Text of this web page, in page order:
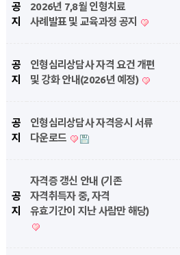
공
지
2026년 7,8월 인형치료
사례발표 및 교육과정 공지
공
지
인형심리상담사 자격 요건 개편
및 강화 안내(2026년 예정)
공
지
인형심리상담사 자격응시 서류
다운로드
공
지
자격증 갱신 안내 (기존
자격취득자 중, 자격
유효기간이 지난 사람만 해당)